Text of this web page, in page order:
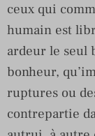
ceux qui
humain est
ardeur le seul
bonheur,
ruptures ou
contrepartie